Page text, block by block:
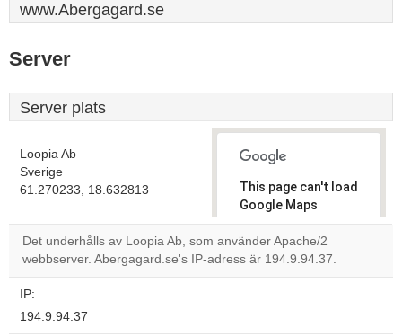
www.Abergagard.se
Server
Server plats
Loopia Ab
Sverige
61.270233, 18.632813
This page can't load
Google Maps
correctly.
Do you
own this
OK
Det underhålls av Loopia Ab, som använder Apache/2
webbserver. Abergagard.se's IP-adress är 194.9.94.37.
IP:
194.9.94.37